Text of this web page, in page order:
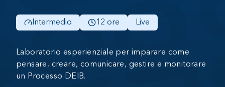
Intermedio 12 ore Live
Laboratorio esperienziale per imparare come
pensare, creare, comunicare, gestire e monitorare
un Processo DEIB.